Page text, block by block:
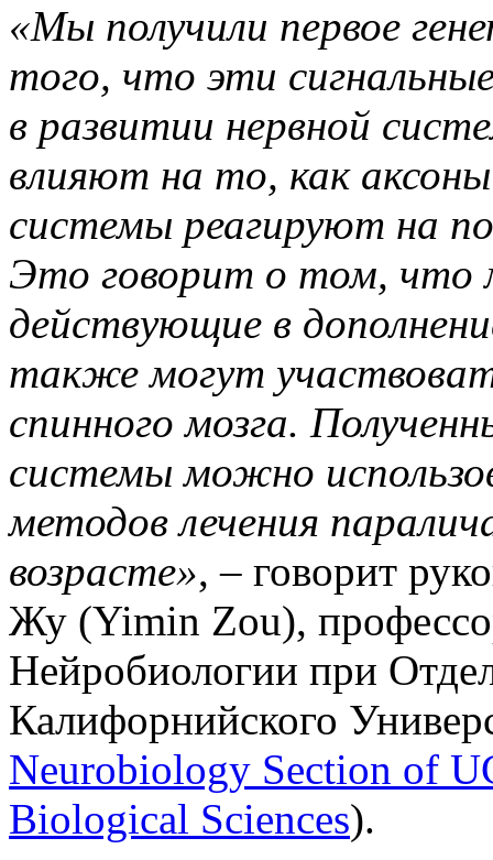
«Мы получили первое
того, что эти
в развитии нервной
влияют на то, как
системы реагируют на
Это говорит о том, что
действующие в
также могут
спинного мозга.
системы можно
методов лечения
возрасте», – говорит
Жу (Yimin Zou),
Нейробиологии при
Калифорнийского
Neurobiology Section of
Biological Sciences).